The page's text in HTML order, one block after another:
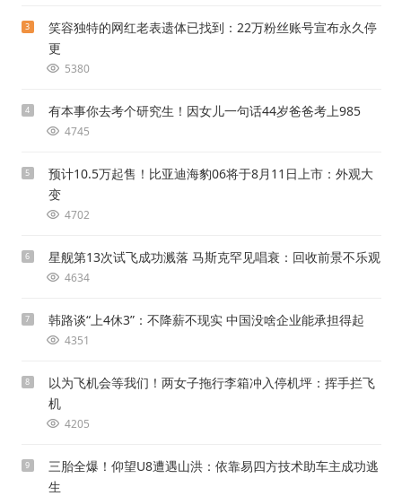
3
笑容独特的网红老表遗体已找到：22万粉丝账号宣布永久停
更
5380
4 有本事你去考个研究生！因女儿一句话44岁爸爸考上985
4745
5
预计10.5万起售！比亚迪海豹06将于8月11日上市：外观大
变
4702
6 星舰第13次试飞成功溅落 马斯克罕见唱衰：回收前景不乐观
4634
7 韩路谈“上4休3”：不降薪不现实 中国没啥企业能承担得起
4351
8
以为飞机会等我们！两女子拖行李箱冲入停机坪：挥手拦飞
机
4205
9
三胎全爆！仰望U8遭遇山洪：依靠易四方技术助车主成功逃
生